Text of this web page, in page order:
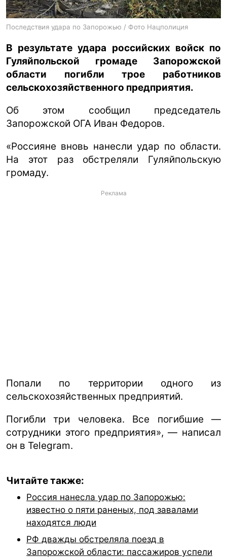
Последствия удара по Запорожью / Фото Нацполиция
В результате удара российских войск по
Гуляйпольской громаде Запорожской
области погибли трое работников
сельскохозяйственного предприятия.
Об этом сообщил председатель
Запорожской ОГА Иван Федоров.
«Россияне вновь нанесли удар по области.
На этот раз обстреляли Гуляйпольскую
громаду.
Реклама
Попали по территории одного из
сельскохозяйственных предприятий.
Погибли три человека. Все погибшие —
сотрудники этого предприятия», — написал
он в Telegram.
Читайте также:
Россия нанесла удар по Запорожью:
известно о пяти раненых, под завалами
находятся люди
РФ дважды обстреляла поезд в
Запорожской области: пассажиров успели